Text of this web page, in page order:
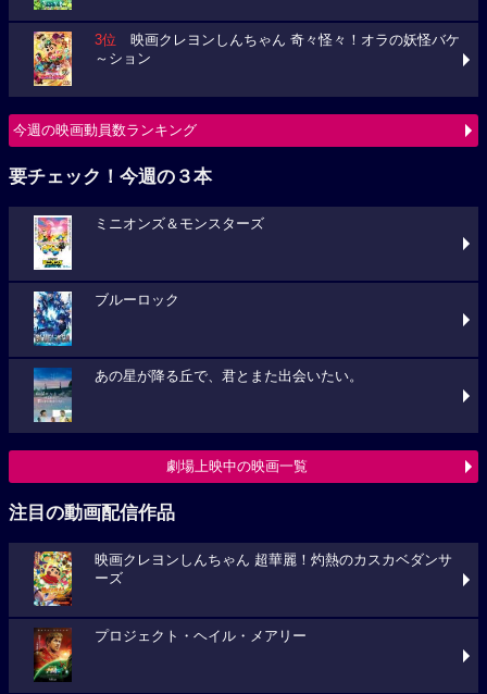
3位 映画クレヨンしんちゃん 奇々怪々！オラの妖怪バケ
～ション
今週の映画動員数ランキング
要チェック！今週の３本
ミニオンズ＆モンスターズ
ブルーロック
あの星が降る丘で、君とまた出会いたい。
劇場上映中の映画一覧
注目の動画配信作品
映画クレヨンしんちゃん 超華麗！灼熱のカスカベダンサ
ーズ
プロジェクト・ヘイル・メアリー